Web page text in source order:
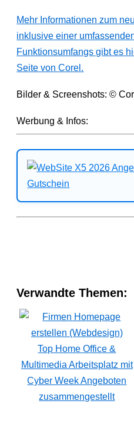
Mehr Informationen zum
inklusive einer
Funktionsumfangs gibt es
Seite von Corel.
Bilder & Screenshots: ©
Werbung & Infos:
Verwandte Themen:
Top Home Office &
Multimedia Arbeitsplatz mit
Cyber Week Angeboten
zusammengestellt